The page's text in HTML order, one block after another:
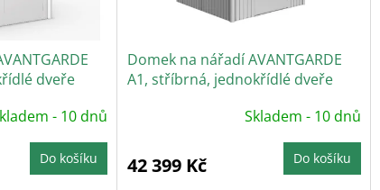
dveře
- 10 dnů
Do košíku
Domek na nářadí AVANTGARDE
A1, stříbrná, jednokřídlé dveře
Skladem - 10 dnů
42 399 Kč Do košíku